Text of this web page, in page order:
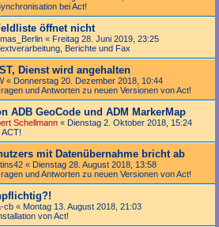
bei Act!
öffnet nicht
« Freitag 28. Juni 2019, 23:25
Berichte und Fax
Dienst wird angehalten
« Donnerstag 20. Dezember 2018, 10:44
und Antworten zu neuen Versionen von Act!
ADB GeoCode und ADM MarkerMap
Schellmann « Dienstag 2. Oktober 2018, 15:24
mit Datenübernahme bricht ab
« Dienstag 28. August 2018, 13:58
und Antworten zu neuen Versionen von Act!
cb « Montag 13. August 2018, 21:03
von Act!